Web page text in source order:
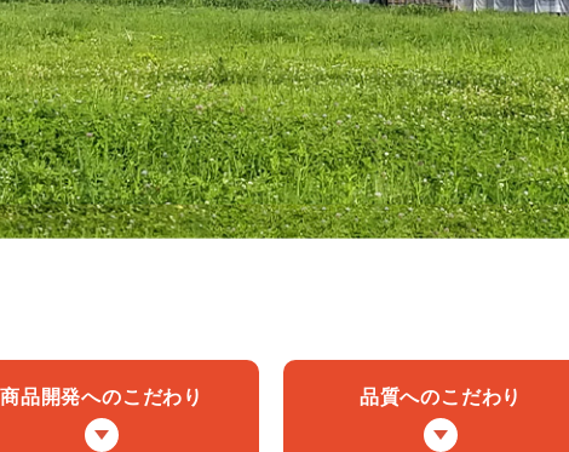
商品開発へのこだわり 品質へのこだわり